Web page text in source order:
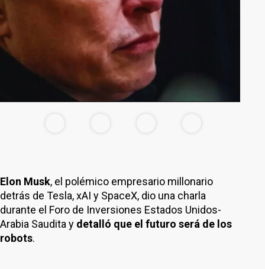
Elon Musk, el polémico empresario millonario
detrás de Tesla, xAI y SpaceX, dio una charla
durante el Foro de Inversiones Estados Unidos-
Arabia Saudita y detalló que el futuro será de los
robots.